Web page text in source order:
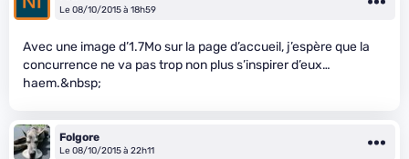
Le 08/10/2015 à 18h59
Avec une image d’1.7Mo sur la page d’accueil, j’espère que la
concurrence ne va pas trop non plus s’inspirer d’eux…
haem.&nbsp;
Folgore
Le 08/10/2015 à 22h11